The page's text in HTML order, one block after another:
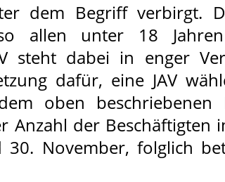
dem Begriff verbirgt.
allen unter 18
steht dabei in enger
dafür, eine JAV
oben beschriebenen
Anzahl der Beschäftigten
November, folglich